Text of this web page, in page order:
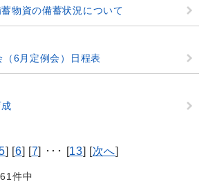
物資の備蓄状況について
6月定例会）日程表
] [6] [7] ･･･ [13] [次へ]
件中